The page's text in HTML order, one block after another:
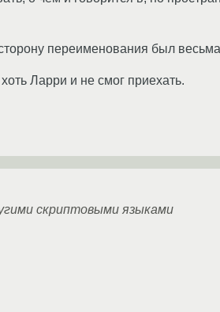
переименования был
Ларри и не смог приехать.
скриптовыми языками